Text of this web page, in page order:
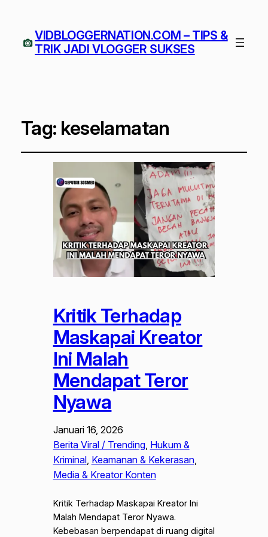
VIDBLOGGERNATION.COM – TIPS &
TRIK JADI VLOGGER SUKSES
Tag: keselamatan
Kritik Terhadap
Maskapai Kreator
Ini Malah
Mendapat Teror
Nyawa
Januari 16, 2026
Berita Viral / Trending, Hukum &
Kriminal, Keamanan & Kekerasan
Media & Kreator Konten
Kritik Terhadap Maskapai Kreator Ini
Malah Mendapat Teror Nyawa.
Kebebasan berpendapat di ruang digital